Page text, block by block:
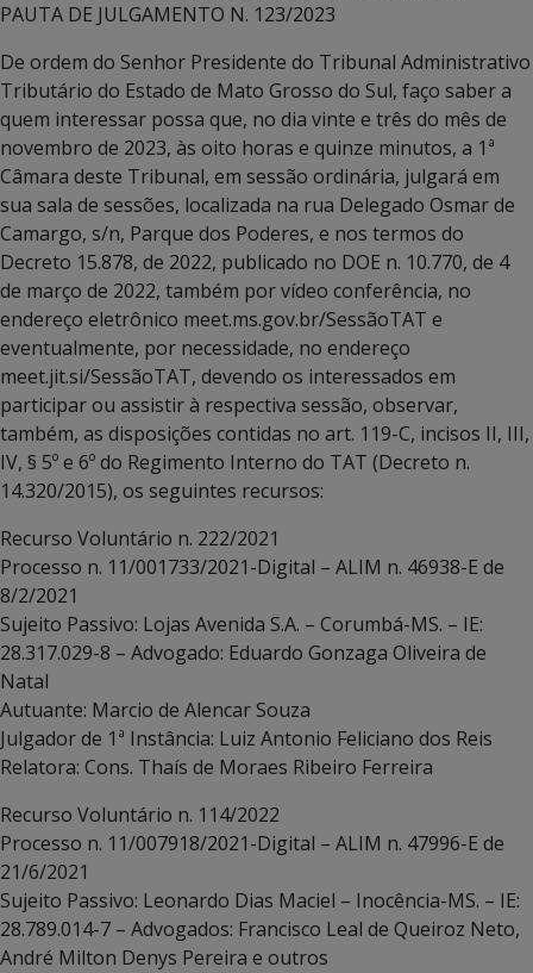
PAUTA DE JULGAMENTO N. 123/2023
De ordem do Senhor Presidente do Tribunal Administrativo
Tributário do Estado de Mato Grosso do Sul, faço saber a
quem interessar possa que, no dia vinte e três do mês de
novembro de 2023, às oito horas e quinze minutos, a 1ª
Câmara deste Tribunal, em sessão ordinária, julgará em
sua sala de sessões, localizada na rua Delegado Osmar de
Camargo, s/n, Parque dos Poderes, e nos termos do
Decreto 15.878, de 2022, publicado no DOE n. 10.770, de 4
de março de 2022, também por vídeo conferência, no
endereço eletrônico meet.ms.gov.br/SessãoTAT e
eventualmente, por necessidade, no endereço
meet.jit.si/SessãoTAT, devendo os interessados em
participar ou assistir à respectiva sessão, observar,
também, as disposições contidas no art. 119-C, incisos II, III,
IV, § 5º e 6º do Regimento Interno do TAT (Decreto n.
14.320/2015), os seguintes recursos:
Recurso Voluntário n. 222/2021
Processo n. 11/001733/2021-Digital – ALIM n. 46938-E de
8/2/2021
Sujeito Passivo: Lojas Avenida S.A. – Corumbá-MS. – IE:
28.317.029-8 – Advogado: Eduardo Gonzaga Oliveira de
Natal
Autuante: Marcio de Alencar Souza
Julgador de 1ª Instância: Luiz Antonio Feliciano dos Reis
Relatora: Cons. Thaís de Moraes Ribeiro Ferreira
Recurso Voluntário n. 114/2022
Processo n. 11/007918/2021-Digital – ALIM n. 47996-E de
21/6/2021
Sujeito Passivo: Leonardo Dias Maciel – Inocência-MS. – IE:
28.789.014-7 – Advogados: Francisco Leal de Queiroz Neto,
André Milton Denys Pereira e outros